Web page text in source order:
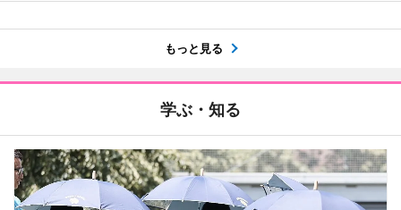
もっと見る
学ぶ・知る